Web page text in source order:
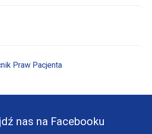
Praw Pacjenta
nas na Facebooku